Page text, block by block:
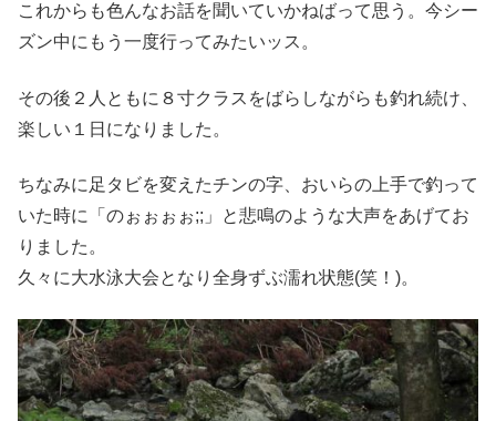
これからも色んなお話を聞いていかねばって思う。今シー
ズン中にもう一度行ってみたいッス。
その後２人ともに８寸クラスをばらしながらも釣れ続け、
楽しい１日になりました。
ちなみに足タビを変えたチンの字、おいらの上手で釣って
いた時に「のぉぉぉぉ;;」と悲鳴のような大声をあげてお
りました。
久々に大水泳大会となり全身ずぶ濡れ状態(笑！)。